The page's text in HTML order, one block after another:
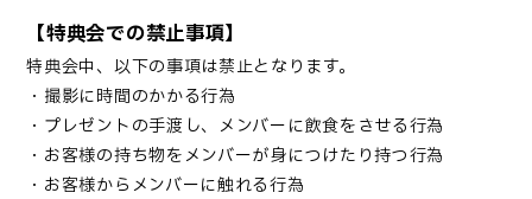
【特典会での禁止事項】
特典会中、以下の事項は禁止となります。
・撮影に時間のかかる行為
・プレゼントの手渡し、メンバーに飲食をさせる行為
・お客様の持ち物をメンバーが身につけたり持つ行為
・お客様からメンバーに触れる行為